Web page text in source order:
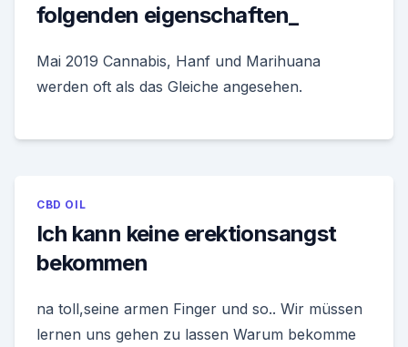
folgenden eigenschaften_
Mai 2019 Cannabis, Hanf und Marihuana
werden oft als das Gleiche angesehen.
CBD OIL
Ich kann keine erektionsangst
bekommen
na toll,seine armen Finger und so.. Wir müssen
lernen uns gehen zu lassen Warum bekomme